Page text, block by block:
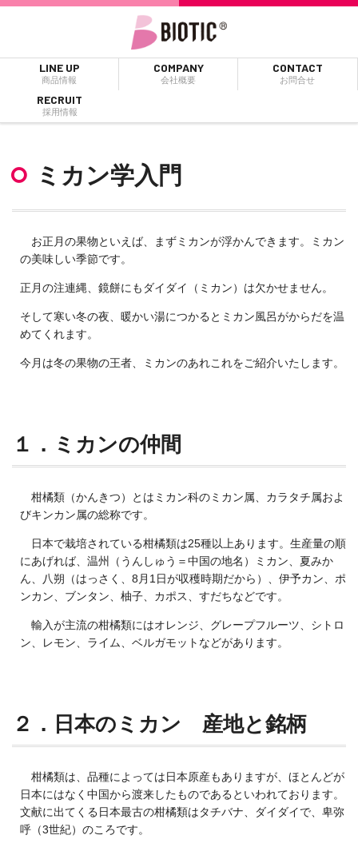
LINE UP
商品情報
COMPANY
会社概要
CONTACT
お問合せ
RECRUIT
採用情報
ミカン学入門
お正月の果物といえば、まずミカンが浮かんできます。ミカン
の美味しい季節です。
正月の注連縄、鏡餅にもダイダイ（ミカン）は欠かせません。
そして寒い冬の夜、暖かい湯につかるとミカン風呂がからだを温
めてくれます。
今月は冬の果物の王者、ミカンのあれこれをご紹介いたします。
１．ミカンの仲間
柑橘類（かんきつ）とはミカン科のミカン属、カラタチ属およ
びキンカン属の総称です。
日本で栽培されている柑橘類は25種以上あります。生産量の順
にあげれば、温州（うんしゅう＝中国の地名）ミカン、夏みか
ん、八朔（はっさく、8月1日が収穫時期だから）、伊予カン、ポ
ンカン、ブンタン、柚子、カポス、すだちなどです。
輸入が主流の柑橘類にはオレンジ、グレープフルーツ、シトロ
ン、レモン、ライム、ベルガモットなどがあります。
２．日本のミカン 産地と銘柄
柑橘類は、品種によっては日本原産もありますが、ほとんどが
日本にはなく中国から渡来したものであるといわれております。
文献に出てくる日本最古の柑橘類はタチバナ、ダイダイで、卑弥
呼（3世紀）のころです。